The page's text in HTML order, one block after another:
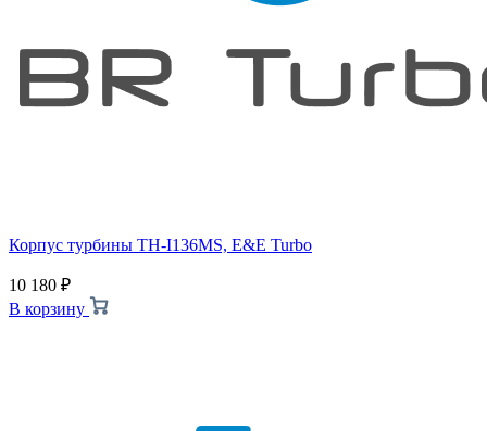
Корпус турбины TH-I136MS, E&E Turbo
10 180 ₽
В корзину